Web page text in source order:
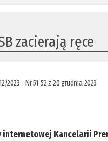
zacierają ręce
2023 -Nr 51-52 z 20 grudnia 2023
internetowej Kancelarii